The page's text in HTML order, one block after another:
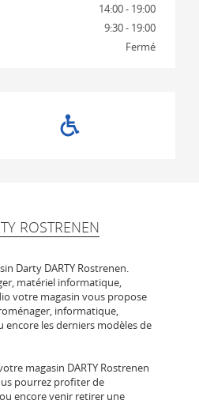
14:00 - 19:00
9:30 - 19:00
Fermé
ROSTRENEN
Darty DARTY Rostrenen.
matériel informatique,
votre magasin vous propose
informatique,
les derniers modèles de
magasin DARTY Rostrenen
pourrez profiter de
encore venir retirer une